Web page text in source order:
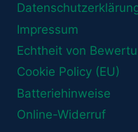
Impressum
Echtheit von
Cookie Policy (EU)
Batteriehinweise
Online-Widerruf